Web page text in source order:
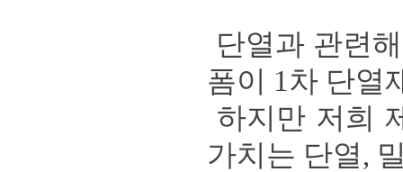
단열과 관련
폼이 1차 단열
하지만 저희
가치는 단열,